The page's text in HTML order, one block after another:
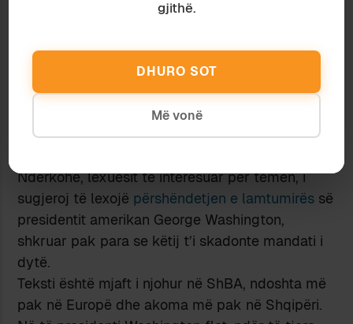
është e sigurt, qoftë edhe nën dritën e përvojës
mund të kundërshtohet vetëm nëpërmjet
veprimit politik jashtë statu quo-së partiake.
Shënim:Ky shkrim u botuadje nëShekulli.
Pjesë të tij janë marrë nga komentet e mia në
temën e mëparshme në blog, pjesë të tjera janë
Ndërkohë, lexuesit të interesuar për temën, i
sugjeroj të lexojë përshëndetjen e lamtumirës së
presidentit amerikan George Washington,
shkruar pak para se këtij t’i skadonte mandati i
dytë.
Teksti është mjaft i njohur në ShBA, ndoshta më
pak në Europë dhe akoma më pak në Shqipëri.
gjithë.
DHURO SOT
Më vonë